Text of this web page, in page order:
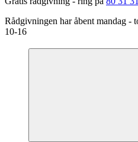
Rådgivningen har åbent mandag -
10-16